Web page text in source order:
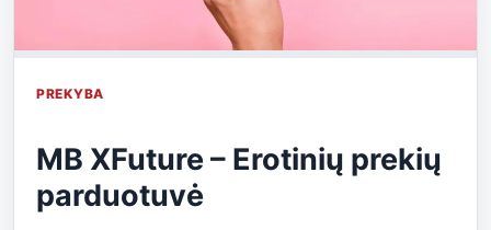
PREKYBA
MB XFuture – Erotinių prekių
parduotuvė